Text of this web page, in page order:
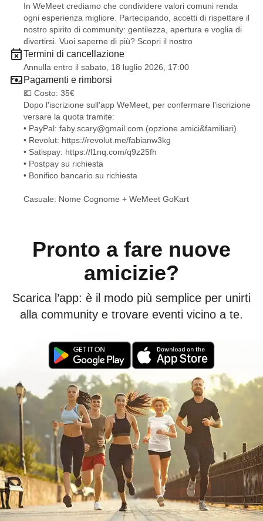
In WeMeet crediamo che condividere valori comuni renda
ogni esperienza migliore. Partecipando, accetti di rispettare il
nostro spirito di community: gentilezza, apertura e voglia di
divertirsi. Vuoi saperne di più? Scopri il nostro
Termini di cancellazione
Annulla entro il sabato, 18 luglio 2026, 17:00
Pagamenti e rimborsi
💶 Costo: 35€
Dopo l'iscrizione sull'app WeMeet, per confermare l'iscrizione
versare la quota tramite:
• PayPal: faby.scary@gmail.com (opzione amici&familiari)
• Revolut: https://revolut.me/fabianw3kg
• Satispay: https://l1nq.com/q9z25fh
• Postpay su richiesta
• Bonifico bancario su richiesta
Casuale: Nome Cognome + WeMeet GoKart
Pronto a fare nuove
amicizie?
Scarica l’app: è il modo più semplice per unirti
alla community e trovare eventi vicino a te.